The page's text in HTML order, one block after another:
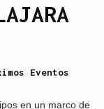
Eventos
en un marco de